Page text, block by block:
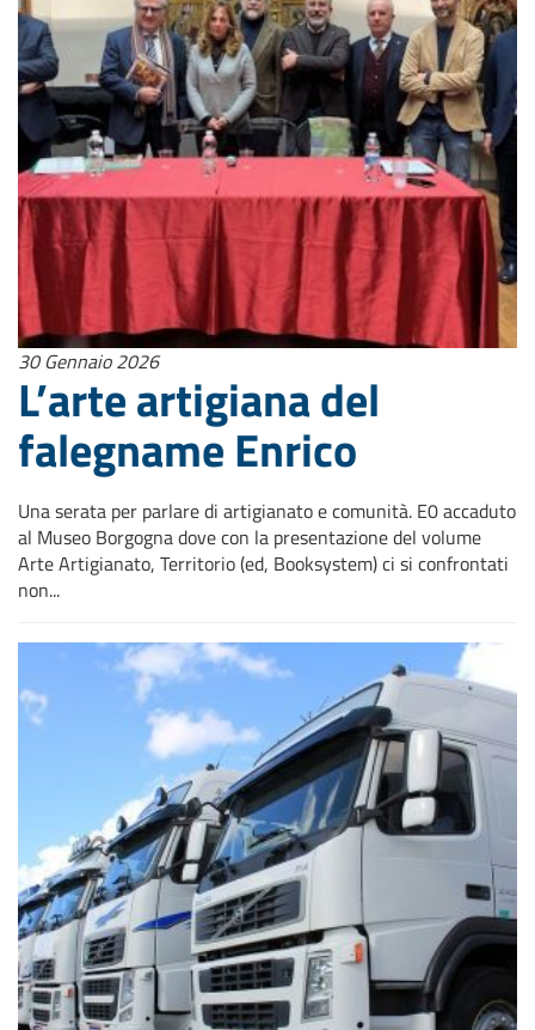
30 Gennaio 2026
L’arte artigiana del
falegname Enrico
Una serata per parlare di artigianato e comunità. E0 accaduto
al Museo Borgogna dove con la presentazione del volume
Arte Artigianato, Territorio (ed, Booksystem) ci si confrontati
non...